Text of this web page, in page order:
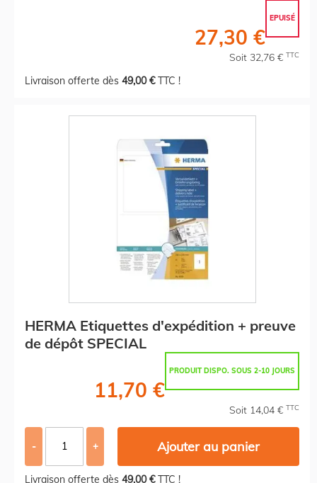
EPUISÉ
27,30 €
Soit 32,76 € TTC
Livraison offerte dès 49,00 €TTC !
HERMA Etiquettes d'expédition + preuve
de dépôt SPECIAL
PRODUIT DISPO. SOUS 2-10 JOURS
11,70 €
Soit 14,04 € TTC
- + Ajouter au panier
Livraison offerte dès 49,00 €TTC !